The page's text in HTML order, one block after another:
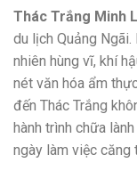
Thác Trắng Minh
du lịch Quảng
nhiên hùng vĩ, khí
nét văn hóa ẩm
đến Thác Trắng
hành trình chữa
ngày làm việc căng